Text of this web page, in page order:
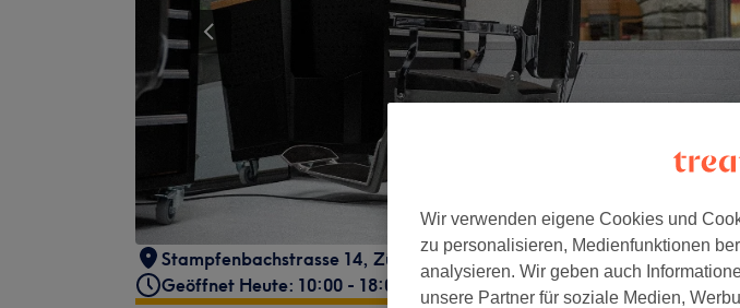
Stampfenbachstrasse 14, Zürich, (im Barber Hub) , 8001
Geöffnet Heute: 10:00 - 18:00
Wir verwenden eigene Cookies und
zu personalisieren, Medienfunktionen
analysieren. Wir geben auch
unsere Partner für soziale Medien,